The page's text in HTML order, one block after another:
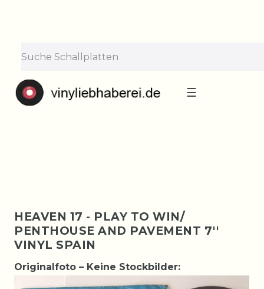
Bestellungen nehmen wir gerne entgegen —
der Versand startet wieder ab Montag, 31.
☰
HEAVEN 17 - PLAY TO WIN/
PENTHOUSE AND PAVEMENT 7''
VINYL SPAIN
Originalfoto – Keine Stockbilder: